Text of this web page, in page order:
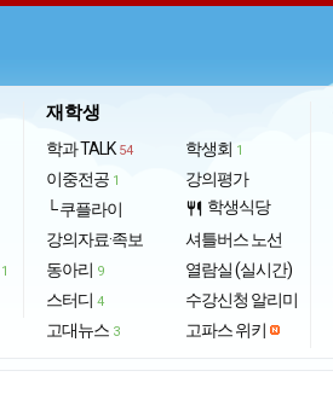
1
재학생
학과 TALK 54
이중전공 1
└ 쿠플라이
강의자료·족보
동아리 9
스터디 4
고대뉴스 3
학생회 1
강의평가
restaurant 학생식당
셔틀버스 노선
열람실 (실시간)
수강신청 알리미
고파스 위키